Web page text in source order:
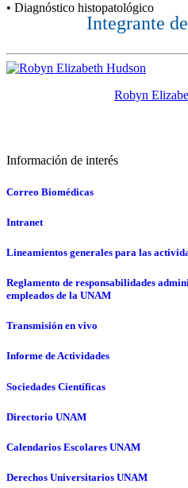
• Diagnóstico histopatológico
Integrante
Robyn
Información de interés
Correo Biomédicas
Intranet
Lineamientos generales para las
Reglamento de responsabilidades
empleados de la UNAM
Transmisión en vivo
Informe de Actividades
Sociedades Científicas
Directorio UNAM
Calendarios Escolares UNAM
Derechos Universitarios UNAM